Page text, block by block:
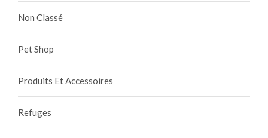
Non Classé
Pet Shop
Produits Et Accessoires
Refuges